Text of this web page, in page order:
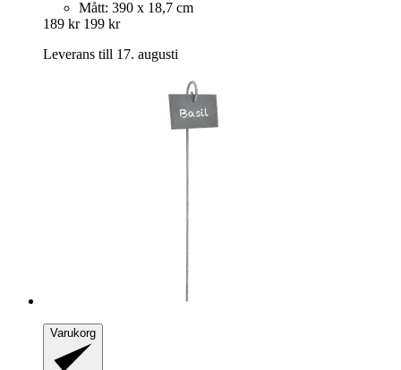
Mått: 390 x 18,7 cm
189 kr 199 kr
Leverans till 17. augusti
Varukorg